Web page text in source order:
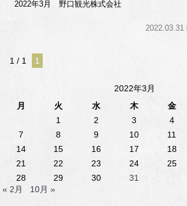
2022年3月 野口観光株式会社
2022.03.31 l
1 / 1 1
2022年3月
月
火 水 木 金
1
2 3 4
7
8 9 10 11
14
15 16 17 18
21
22 23 24 25
28
29 30
31
« 2月
10月 »